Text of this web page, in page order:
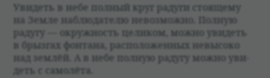
Уви­деть в небе пол­ный круг радуги сто­ящему
на Земле наблю­да­телю невозможно. Пол­ную
радугу — окруж­ность цели­ком, можно уви­деть
в брыз­гах фон­тана, рас­по­ложен­ных невы­соко
над зем­лёй. А в небе пол­ную радугу можно уви­
деть с само­лёта.